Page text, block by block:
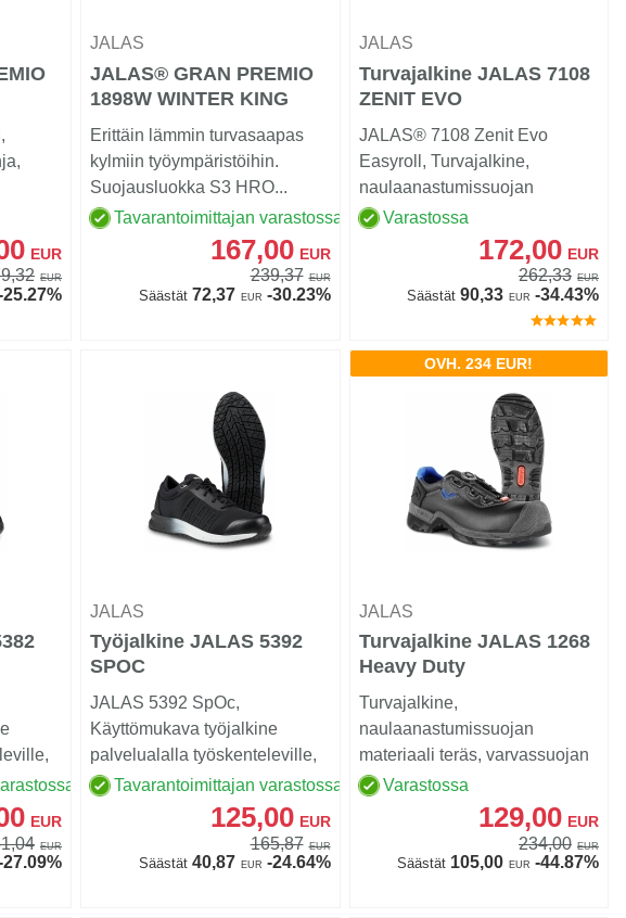
EUR
EUR
25.27%
JALAS
JALAS® GRAN PREMIO
1898W WINTER KING
Erittäin lämmin turvasaapas
kylmiin työympäristöihin.
Suojausluokka S3 HRO...
Tavarantoimittajan varastossa
167,00 EUR
239,37 EUR
Säästät72,37 EUR -30.23%
JALAS
Turvajalkine JALAS 7108
ZENIT EVO
JALAS® 7108 Zenit Evo
Easyroll, Turvajalkine,
naulaanastumissuojan
materiaali plasmakäsite...
Varastossa
172,00 EUR
262,33 EUR
Säästät 90,33 EUR -34.43%
EUR
EUR
27.09%
JALAS
Työjalkine JALAS 5392
SPOC
JALAS 5392 SpOc,
Käyttömukava työjalkine
palvelualalla työskenteleville,
jotka ovat jaloillaan koko...
Tavarantoimittajan varastossa
125,00 EUR
165,87 EUR
Säästät40,87 EUR -24.64%
OVH. 234 EUR!
JALAS
Turvajalkine JALAS 1268
Heavy Duty
Turvajalkine,
naulaanastumissuojan
materiaali teräs, varvassuojan
materiaali komposiitti, PU-v...
Varastossa
129,00 EUR
234,00 EUR
Säästät 105,00 EUR -44.87%